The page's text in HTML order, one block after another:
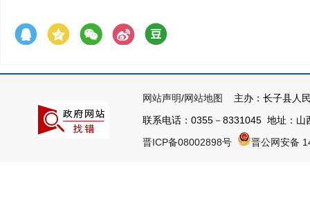
网站声明/网站地图
主办：长子县人
联系电话：0355－8331045 地址：
晋ICP备08002898号
晋公网安备